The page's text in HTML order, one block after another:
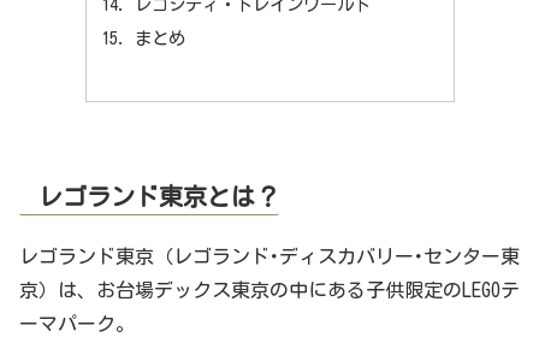
レゴシティ・トレインワールド
まとめ
レゴランド東京とは？
レゴランド東京（レゴランド･ディスカバリー･センター東
京）は、お台場デックス東京の中にある子供限定のLEGOテ
ーマパーク。